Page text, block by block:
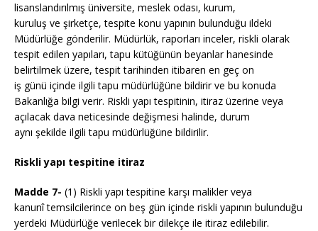
lisanslandırılmış üniversite, meslek odası, kurum,
kuruluş ve şirketçe, tespite konu yapının bulunduğu ildeki
Müdürlüğe gönderilir. Müdürlük, raporları inceler, riskli olarak
tespit edilen yapıları, tapu kütüğünün beyanlar hanesinde
belirtilmek üzere, tespit tarihinden itibaren en geç on
iş günü içinde ilgili tapu müdürlüğüne bildirir ve bu konuda
Bakanlığa bilgi verir. Riskli yapı tespitinin, itiraz üzerine veya
açılacak dava neticesinde değişmesi halinde, durum
aynı şekilde ilgili tapu müdürlüğüne bildirilir.
Riskli yapı tespitine itiraz
Madde 7- (1) Riskli yapı tespitine karşı malikler veya
kanunî temsilcilerince on beş gün içinde riskli yapının bulunduğu
yerdeki Müdürlüğe verilecek bir dilekçe ile itiraz edilebilir.